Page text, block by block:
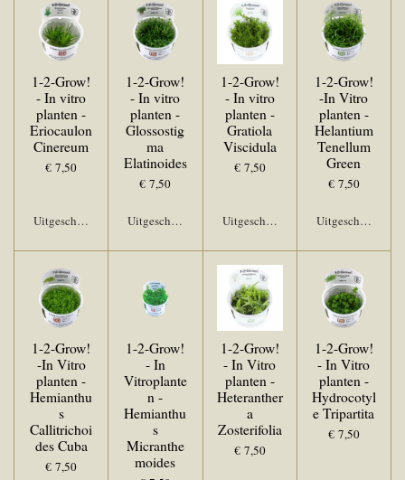
1-2-Grow!
- In vitro
planten -
Eriocaulon
Cinereum
€ 7,50
Uitgeschakeld
1-2-Grow!
- In vitro
planten -
Glossostig
ma
Elatinoides
€ 7,50
Uitgeschakeld
1-2-Grow!
- In vitro
planten -
Gratiola
Viscidula
€ 7,50
Uitgeschakeld
1-2-Grow!
-In Vitro
planten -
Helantium
Tenellum
Green
€ 7,50
Uitgeschakeld
1-2-Grow!
-In Vitro
planten -
Hemianthu
s
Callitrichoi
des Cuba
€ 7,50
1-2-Grow!
- In
Vitroplante
n -
Hemianthu
s
Micranthe
moides
1-2-Grow!
- In Vitro
planten -
Heteranther
a
Zosterifolia
€ 7,50
1-2-Grow!
- In Vitro
planten -
Hydrocotyl
e Tripartita
€ 7,50